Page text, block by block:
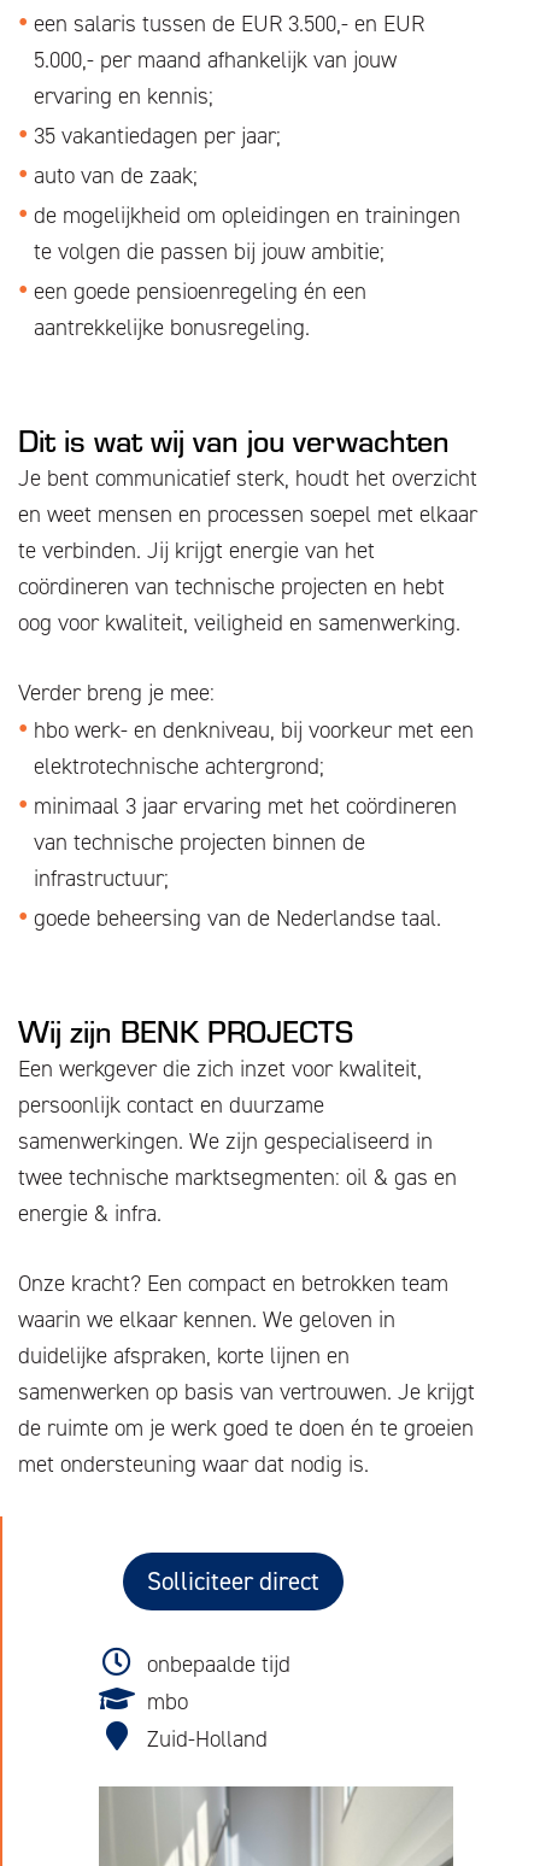
een salaris tussen de EUR 3.500,- en EUR
5.000,- per maand afhankelijk van jouw
ervaring en kennis;
35 vakantiedagen per jaar;
auto van de zaak;
de mogelijkheid om opleidingen en trainingen
te volgen die passen bij jouw ambitie;
een goede pensioenregeling én een
aantrekkelijke bonusregeling.
Dit is wat wij van jou verwachten
Je bent communicatief sterk, houdt het overzicht
en weet mensen en processen soepel met elkaar
te verbinden. Jij krijgt energie van het
coördineren van technische projecten en hebt
oog voor kwaliteit, veiligheid en samenwerking.
Verder breng je mee:
hbo werk- en denkniveau, bij voorkeur met een
elektrotechnische achtergrond;
minimaal 3 jaar ervaring met het coördineren
van technische projecten binnen de
infrastructuur;
goede beheersing van de Nederlandse taal.
Wij zijn BENK PROJECTS
Een werkgever die zich inzet voor kwaliteit,
persoonlijk contact en duurzame
samenwerkingen. We zijn gespecialiseerd in
twee technische marktsegmenten: oil & gas en
energie & infra.
Onze kracht? Een compact en betrokken team
waarin we elkaar kennen. We geloven in
duidelijke afspraken, korte lijnen en
samenwerken op basis van vertrouwen. Je krijgt
de ruimte om je werk goed te doen én te groeien
met ondersteuning waar dat nodig is.
Solliciteer direct
onbepaalde tijd
mbo
Zuid-Holland